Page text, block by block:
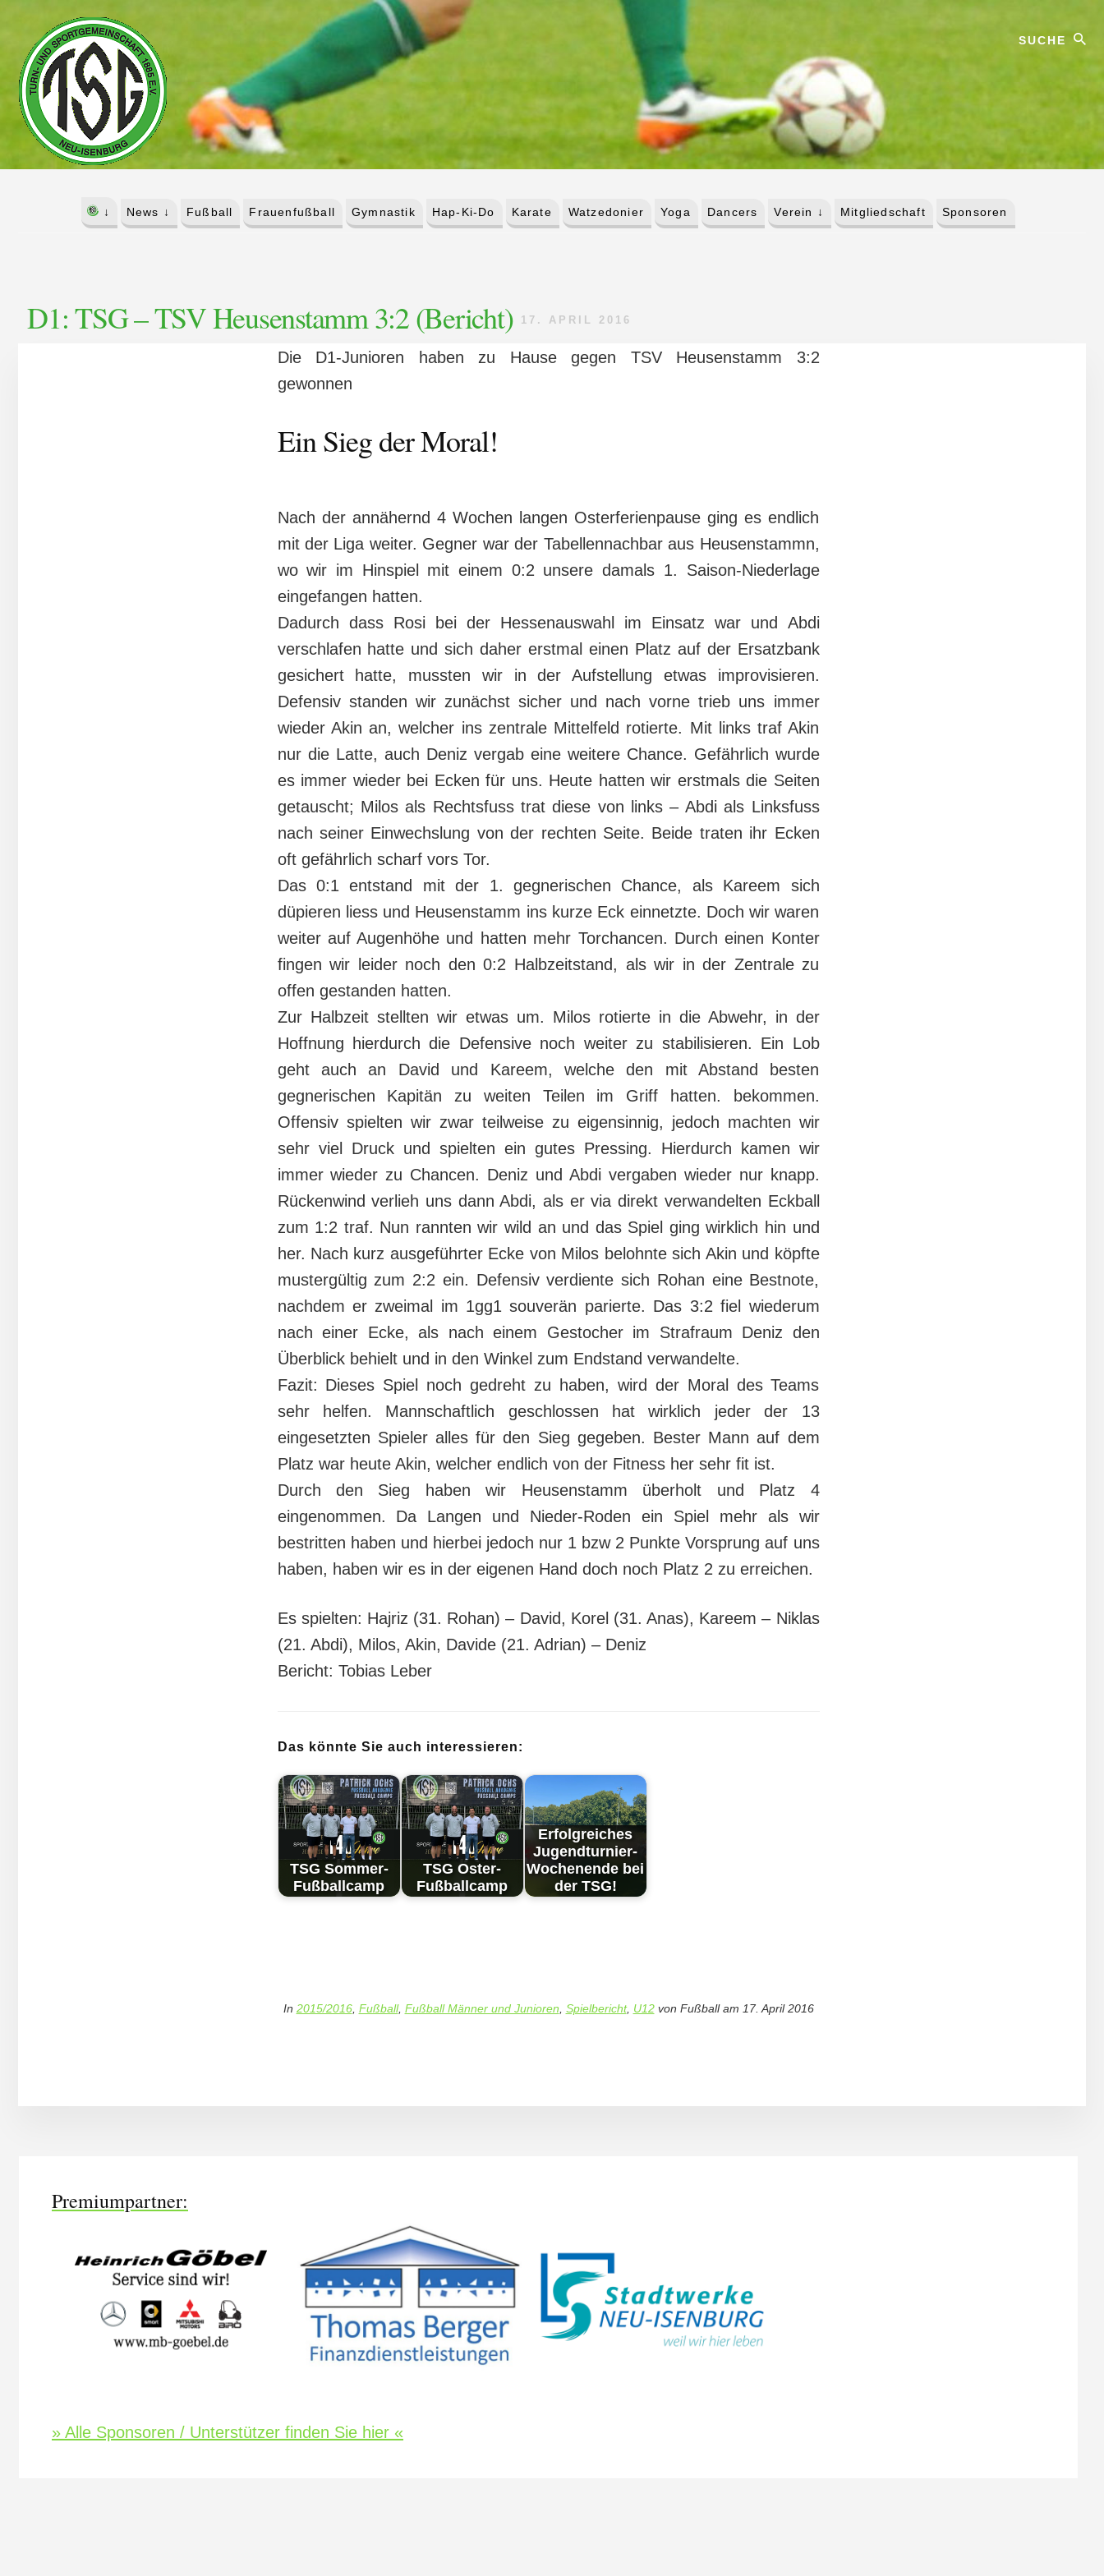
content
↓ News ↓ Fußball Frauenfußball Gymnastik Hap-Ki-Do Karate Watzedonier Yoga Dancers Verein ↓ Mitgliedschaft Sponsoren
D1: TSG – TSV Heusenstamm 3:2 (Bericht) 17. APRIL 2016
Die D1-Junioren haben zu Hause gegen TSV Heusenstamm 3:2
gewonnen
Ein Sieg der Moral!
Nach der annähernd 4 Wochen langen Osterferienpause ging es endlich
mit der Liga weiter. Gegner war der Tabellennachbar aus Heusenstammn,
wo wir im Hinspiel mit einem 0:2 unsere damals 1. Saison-Niederlage
eingefangen hatten.
Dadurch dass Rosi bei der Hessenauswahl im Einsatz war und Abdi
verschlafen hatte und sich daher erstmal einen Platz auf der Ersatzbank
gesichert hatte, mussten wir in der Aufstellung etwas improvisieren.
Defensiv standen wir zunächst sicher und nach vorne trieb uns immer
wieder Akin an, welcher ins zentrale Mittelfeld rotierte. Mit links traf Akin
nur die Latte, auch Deniz vergab eine weitere Chance. Gefährlich wurde
es immer wieder bei Ecken für uns. Heute hatten wir erstmals die Seiten
getauscht; Milos als Rechtsfuss trat diese von links – Abdi als Linksfuss
nach seiner Einwechslung von der rechten Seite. Beide traten ihr Ecken
oft gefährlich scharf vors Tor.
Das 0:1 entstand mit der 1. gegnerischen Chance, als Kareem sich
düpieren liess und Heusenstamm ins kurze Eck einnetzte. Doch wir waren
weiter auf Augenhöhe und hatten mehr Torchancen. Durch einen Konter
fingen wir leider noch den 0:2 Halbzeitstand, als wir in der Zentrale zu
offen gestanden hatten.
Zur Halbzeit stellten wir etwas um. Milos rotierte in die Abwehr, in der
Hoffnung hierdurch die Defensive noch weiter zu stabilisieren. Ein Lob
geht auch an David und Kareem, welche den mit Abstand besten
gegnerischen Kapitän zu weiten Teilen im Griff hatten. bekommen.
Offensiv spielten wir zwar teilweise zu eigensinnig, jedoch machten wir
sehr viel Druck und spielten ein gutes Pressing. Hierdurch kamen wir
immer wieder zu Chancen. Deniz und Abdi vergaben wieder nur knapp.
Rückenwind verlieh uns dann Abdi, als er via direkt verwandelten Eckball
zum 1:2 traf. Nun rannten wir wild an und das Spiel ging wirklich hin und
her. Nach kurz ausgeführter Ecke von Milos belohnte sich Akin und köpfte
mustergültig zum 2:2 ein. Defensiv verdiente sich Rohan eine Bestnote,
nachdem er zweimal im 1gg1 souverän parierte. Das 3:2 fiel wiederum
nach einer Ecke, als nach einem Gestocher im Strafraum Deniz den
Überblick behielt und in den Winkel zum Endstand verwandelte.
Fazit: Dieses Spiel noch gedreht zu haben, wird der Moral des Teams
sehr helfen. Mannschaftlich geschlossen hat wirklich jeder der 13
eingesetzten Spieler alles für den Sieg gegeben. Bester Mann auf dem
Platz war heute Akin, welcher endlich von der Fitness her sehr fit ist.
Durch den Sieg haben wir Heusenstamm überholt und Platz 4
eingenommen. Da Langen und Nieder-Roden ein Spiel mehr als wir
bestritten haben und hierbei jedoch nur 1 bzw 2 Punkte Vorsprung auf uns
haben, haben wir es in der eigenen Hand doch noch Platz 2 zu erreichen.
Es spielten: Hajriz (31. Rohan) – David, Korel (31. Anas), Kareem – Niklas
(21. Abdi), Milos, Akin, Davide (21. Adrian) – Deniz
Bericht: Tobias Leber
Das könnte Sie auch interessieren:
TSG Som­mer-
Fuß­ball­camp
TSG Oster-
Fußballcamp
Erfolg­reich­es
Ju­gend­tur­nier-
Woch­en­en­de bei
der TSG!
In 2015/2016, Fußball, Fußball Männer und Junioren Spielbericht, U12von Fußballam 17. April 2016
Premiumpartner:
» Alle Sponsoren / Unterstützer finden Sie hier «